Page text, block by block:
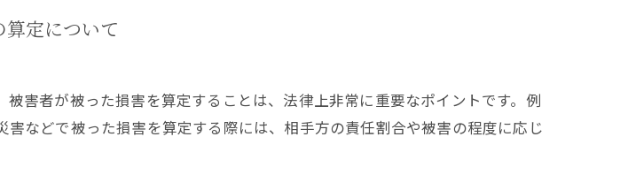
定について
被害者が被った損害を算定することは、法律上非常に重要なポイントです。例
害などで被った損害を算定する際には、相手方の責任割合や被害の程度に応じ